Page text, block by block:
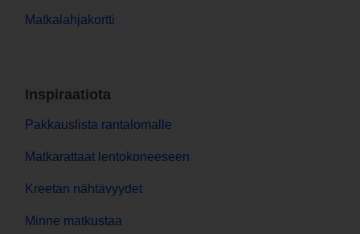
Matkalahjakortti
Inspiraatiota
Pakkauslista rantalomalle
Matkarattaat lentokoneeseen
Kreetan nähtävyydet
Minne matkustaa